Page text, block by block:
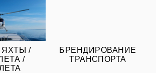
/
/
БРЕНДИРОВАНИЕ
ТРАНСПОРТА